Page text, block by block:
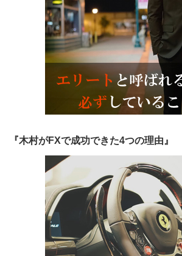
『木村がFXで成功できた4つの理由』